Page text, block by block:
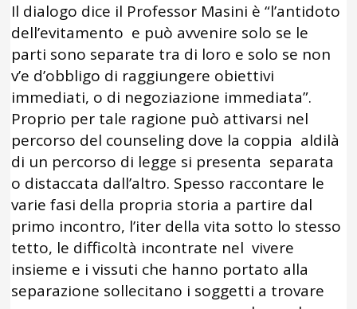
Il dialogo dice il Professor Masini è “l’antidoto
dell’evitamento e può avvenire solo se le
parti sono separate tra di loro e solo se non
v’e d’obbligo di raggiungere obiettivi
immediati, o di negoziazione immediata”.
Proprio per tale ragione può attivarsi nel
percorso del counseling dove la coppia aldilà
di un percorso di legge si presenta separata
o distaccata dall’altro. Spesso raccontare le
varie fasi della propria storia a partire dal
primo incontro, l’iter della vita sotto lo stesso
tetto, le difficoltà incontrate nel vivere
insieme e i vissuti che hanno portato alla
separazione sollecitano i soggetti a trovare